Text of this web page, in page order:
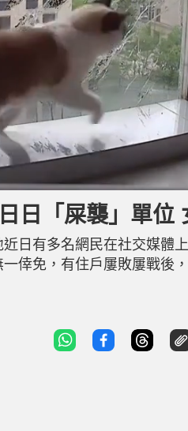
o
6
9
日「屎襲」單位
日有多名網民在社交媒體
一倖免，有住戶屢敗屢戰後
仇心極強，其攻擊行為多與
。 貼鷹圖掛彩帶無用 據